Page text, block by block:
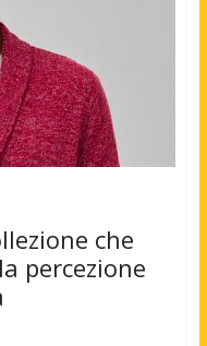
che
percezione